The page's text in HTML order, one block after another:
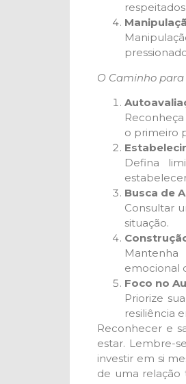
O Caminho
o primeiro
Defina
Busca de
Consultar
situação.
emocional
Foco no
Priorize
resiliência
Reconhecer e
estar. Lembre-
investir em si
de uma relação